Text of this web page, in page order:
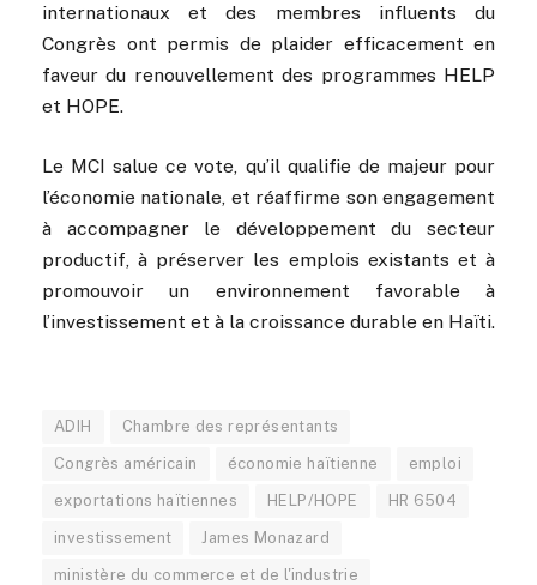
internationaux et des membres influents du
Congrès ont permis de plaider efficacement en
faveur du renouvellement des programmes HELP
et HOPE.
Le MCI salue ce vote, qu’il qualifie de majeur pour
l’économie nationale, et réaffirme son engagement
à accompagner le développement du secteur
productif, à préserver les emplois existants et à
promouvoir un environnement favorable à
l’investissement et à la croissance durable en Haïti.
ADIH Chambre des représentants
Congrès américain économie haïtienne emploi
exportations haïtiennes HELP/HOPE HR 6504
investissement James Monazard
ministère du commerce et de l'industrie